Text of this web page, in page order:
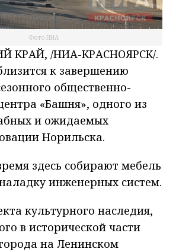
Фото НИА
КРАЙ, /НИА-КРАСНОЯРСК/.
к завершению
общественно-
«Башня», одного из
и ожидаемых
Норильска.
здесь собирают мебель
инженерных систем.
культурного наследия,
в исторической части
на Ленинском